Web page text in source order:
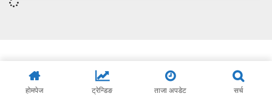
होमपेज ट्रेन्डिङ ताजा अपडेट सर्च